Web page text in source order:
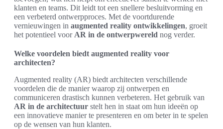
klanten en teams. Dit leidt tot een snellere besluitvorming en
een verbeterd ontwerpproces. Met de voortdurende
vernieuwingen in augmented reality ontwikkelingen, groeit
het potentieel voor AR in de ontwerpwereld nog verder.
Welke voordelen biedt augmented reality voor
architecten?
Augmented reality (AR) biedt architecten verschillende
voordelen die de manier waarop zij ontwerpen en
communiceren drastisch kunnen verbeteren. Het gebruik van
AR in de architectuur stelt hen in staat om hun ideeën op
een innovatieve manier te presenteren en om beter in te spelen
op de wensen van hun klanten.